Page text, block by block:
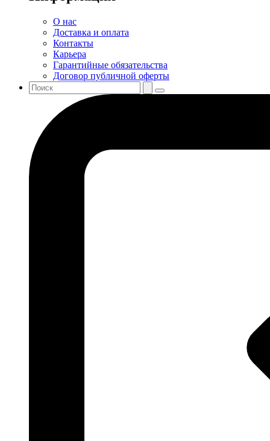
О нас
Доставка и оплата
Контакты
Карьера
Гарантийные обязательства
Договор публичной оферты